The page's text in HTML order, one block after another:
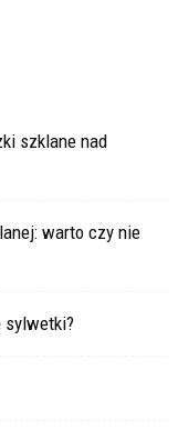
szklane nad
warto czy nie
sylwetki?